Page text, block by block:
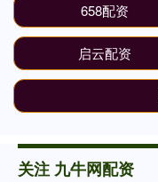
658配资
启云配资
关注 九牛网配资